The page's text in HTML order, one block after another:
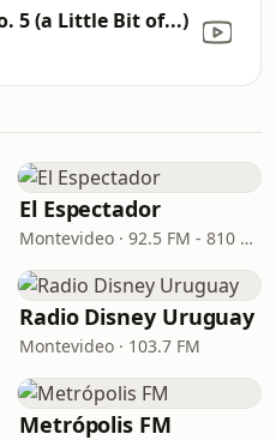
5 (a Little Bit of...)
El Espectador
Montevideo · 92.5 FM - 810 AM
Radio Disney Uruguay
Montevideo · 103.7 FM
Metrópolis FM